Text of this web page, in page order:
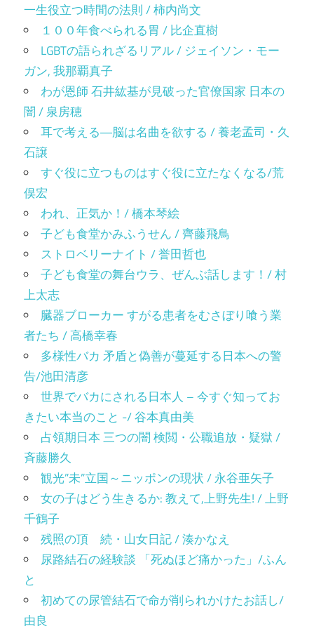
一生役立つ時間の法則 / 柿内尚文
１００年食べられる胃 / 比企直樹
LGBTの語られざるリアル / ジェイソン・モー
ガン, 我那覇真子
わが恩師 石井紘基が見破った官僚国家 日本の
闇 / 泉房穂
耳で考える―脳は名曲を欲する / 養老孟司・久
石譲
すぐ役に立つものはすぐ役に立たなくなる/荒
俣宏
われ、正気か！/ 橋本琴絵
子ども食堂かみふうせん / 齊藤飛鳥
ストロベリーナイト / 誉田哲也
子ども食堂の舞台ウラ、ぜんぶ話します！/ 村
上太志
臓器ブローカー すがる患者をむさぼり喰う業
者たち / 高橋幸春
多様性バカ 矛盾と偽善が蔓延する日本への警
告/池田清彦
世界でバカにされる日本人 – 今すぐ知ってお
きたい本当のこと -/ 谷本真由美
占領期日本 三つの闇 検閲・公職追放・疑獄 /
斉藤勝久
観光”未”立国～ニッポンの現状 / 永谷亜矢子
女の子はどう生きるか: 教えて,上野先生! / 上野
千鶴子
残照の頂 続・山女日記 / 湊かなえ
尿路結石の経験談 「死ぬほど痛かった」/ふん
と
初めての尿管結石で命が削られかけたお話し/
由良